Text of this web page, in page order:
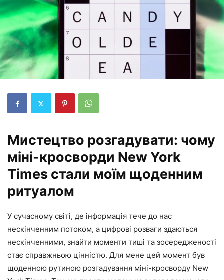
Мистецтво розгадувати: чому
міні-кросворди New York
Times стали моїм щоденним
ритуалом
У сучасному світі, де інформація тече до нас
нескінченним потоком, а цифрові розваги здаються
нескінченними, знайти моменти тиші та зосередженості
стає справжньою цінністю. Для мене цей момент був
щоденною рутиною розгадування міні-кросворду New